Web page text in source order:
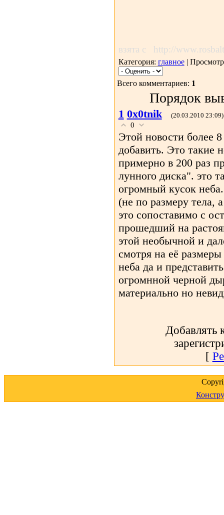
взята с http://
Категория: главное|
Всего комментариев: 1
Порядок
1 0x0tnik (20.03.2010 23:09)
0
Этой новости более
добавить. Это такие
примерно в 200 раз
лунного диска". это
огромный кусок
(не по размеру тела,
это сопоставимо с
прошедший на
этой необычной и
смотря на её
неба да и
огромнной черной
материально но
Добавлять
[